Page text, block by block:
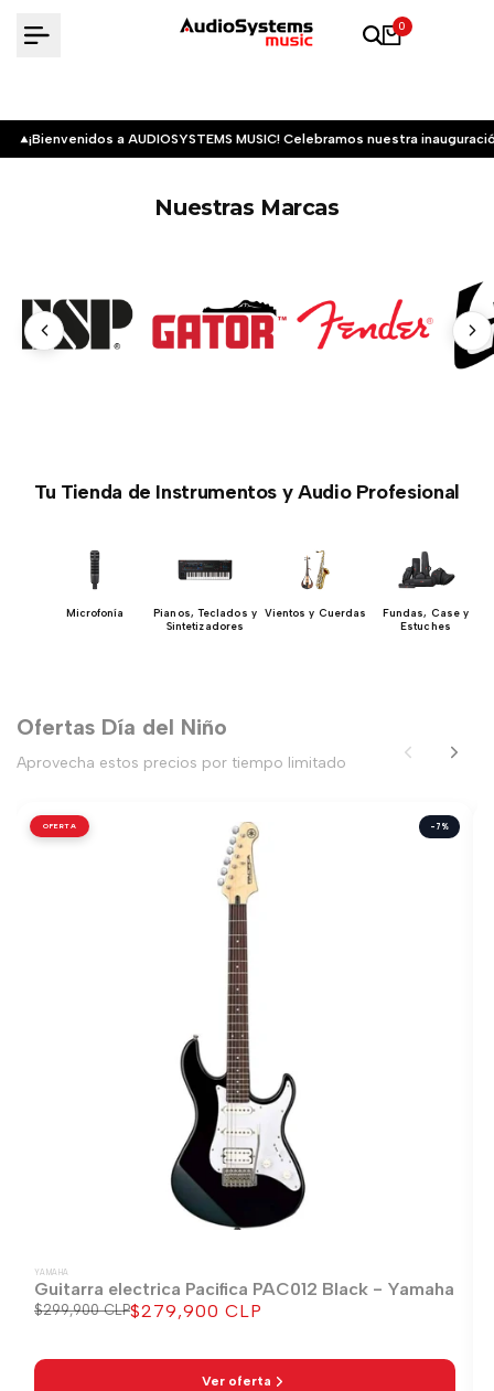
0
¡Bienvenidos a AUDIOSYSTEMS MUSIC! Celebramos nuestra
Nuestras Marcas
Tu Tienda de Instrumentos y Audio Profesional
Microfonía
Pianos, Teclados y
Sintetizadores
Vientos y Cuerdas
Fundas, Case y
Estuches
Ofertas Día del Niño
Aprovecha estos precios por tiempo limitado
OFERTA -7%
YAMAHA
Guitarra electrica Pacifica PAC012 Black - Yamaha
Precio
$299,900 CLPPrecio
$279,900 CLP
Ver oferta